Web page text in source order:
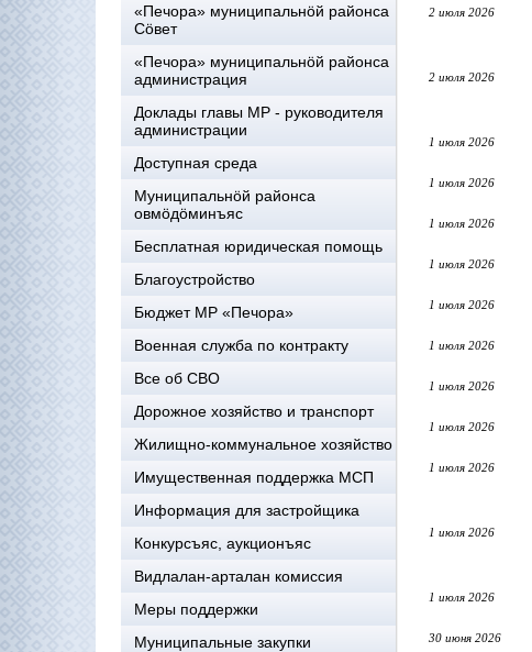
«Печора» муниципальнöй районса
Сöвет
«Печора» муниципальнöй районса
администрация
Доклады главы МР - руководителя
администрации
Доступная среда
Муниципальнöй районса
овмöдöминъяс
Бесплатная юридическая помощь
Благоустройство
Бюджет МР «Печора»
Военная служба по контракту
Все об СВО
Дорожное хозяйство и транспорт
Жилищно-коммунальное хозяйство
Имущественная поддержка МСП
Информация для застройщика
Конкурсъяс, аукционъяс
Видлалан-арталан комиссия
Меры поддержки
Муниципальные закупки
2 июля 2026
2 июля 2026
1 июля 2026
1 июля 2026
1 июля 2026
1 июля 2026
1 июля 2026
1 июля 2026
1 июля 2026
1 июля 2026
1 июля 2026
1 июля 2026
1 июля 2026
30 июня 2026